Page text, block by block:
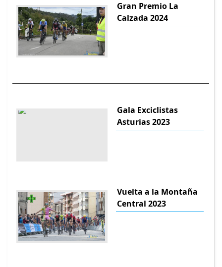
Gran Premio La
Calzada 2024
Gala Exciclistas
Asturias 2023
Vuelta a la Montaña
Central 2023